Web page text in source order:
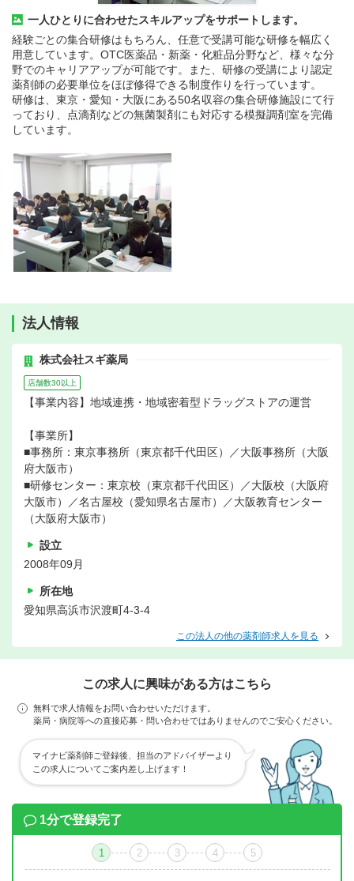
一人ひとりに合わせたスキルアップをサポートします。
経験ごとの集合研修はもちろん、任意で受講可能な研修を幅広く
用意しています。OTC医薬品・新薬・化粧品分野など、様々な分
野でのキャリアアップが可能です。また、研修の受講により認定
薬剤師の必要単位をほぼ修得できる制度作りを行っています。
研修は、東京・愛知・大阪にある50名収容の集合研修施設にて行
っており、点滴剤などの無菌製剤にも対応する模擬調剤室を完備
しています。
法人情報
株式会社スギ薬局
店舗数30以上
【事業内容】地域連携・地域密着型ドラッグストアの運営
【事業所】
■事務所：東京事務所（東京都千代田区）／大阪事務所（大阪
府大阪市）
■研修センター：東京校（東京都千代田区）／大阪校（大阪府
大阪市）／名古屋校（愛知県名古屋市）／大阪教育センター
（大阪府大阪市）
設立
2008年09月
所在地
愛知県高浜市沢渡町4-3-4
この法人の他の薬剤師求人を見る
この求人に興味がある方はこちら
無料で求人情報をお問い合わせいただけます。
薬局・病院等への直接応募・問い合わせではありませんのでご安心ください。
マイナビ薬剤師ご登録後、担当のアドバイザーより
この求人についてご案内差し上げます！
1分で登録完了
1 2 3 4 5